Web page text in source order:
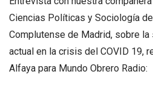
Ciencias Políticas y Sociología
Complutense de Madrid, sobre
actual en la crisis del COVID 19,
Alfaya para Mundo Obrero Radio: